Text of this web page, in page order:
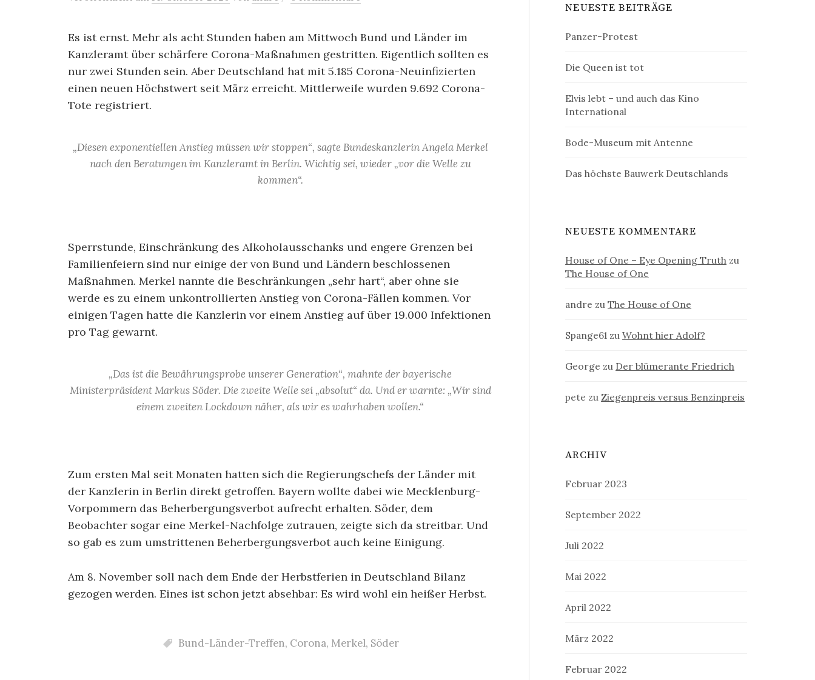
Es ist ernst. Mehr als acht Stunden haben am Mittwoch Bund und Länder im
Kanzleramt über schärfere Corona-Maßnahmen gestritten. Eigentlich sollten es
nur zwei Stunden sein. Aber Deutschland hat mit 5.185 Corona-Neuinfizierten
einen neuen Höchstwert seit März erreicht. Mittlerweile wurden 9.692 Corona-
Tote registriert.
„Diesen exponentiellen Anstieg müssen wir stoppen“, sagte Bundeskanzlerin Angela Merkel
nach den Beratungen im Kanzleramt in Berlin. Wichtig sei, wieder „vor die Welle zu
kommen“.
Sperrstunde, Einschränkung des Alkoholausschanks und engere Grenzen bei
Familienfeiern sind nur einige der von Bund und Ländern beschlossenen
Maßnahmen. Merkel nannte die Beschränkungen „sehr hart“, aber ohne sie
werde es zu einem unkontrollierten Anstieg von Corona-Fällen kommen. Vor
einigen Tagen hatte die Kanzlerin vor einem Anstieg auf über 19.000 Infektionen
pro Tag gewarnt.
„Das ist die Bewährungsprobe unserer Generation“, mahnte der bayerische
Ministerpräsident Markus Söder. Die zweite Welle sei „absolut“ da. Und er warnte: „Wir sind
einem zweiten Lockdown näher, als wir es wahrhaben wollen.“
Zum ersten Mal seit Monaten hatten sich die Regierungschefs der Länder mit
der Kanzlerin in Berlin direkt getroffen. Bayern wollte dabei wie Mecklenburg-
Vorpommern das Beherbergungsverbot aufrecht erhalten. Söder, dem
Beobachter sogar eine Merkel-Nachfolge zutrauen, zeigte sich da streitbar. Und
so gab es zum umstrittenen Beherbergungsverbot auch keine Einigung.
Am 8. November soll nach dem Ende der Herbstferien in Deutschland Bilanz
gezogen werden. Eines ist schon jetzt absehbar: Es wird wohl ein heißer Herbst.
Bund-Länder-Treffen, Corona, Merkel, Söder
NEUESTE BEITRÄGE
Panzer-Protest
Die Queen ist tot
Elvis lebt – und auch das Kino
International
Bode-Museum mit Antenne
Das höchste Bauwerk Deutschlands
NEUESTE KOMMENTARE
House of One – Eye Opening Truth zu
The House of One
andre zuThe House of One
Spange61 zuWohnt hier Adolf?
George zu Der blümerante Friedrich
pete zu Ziegenpreis versus Benzinpreis
ARCHIV
Februar 2023
September 2022
Juli 2022
Mai 2022
April 2022
März 2022
Februar 2022